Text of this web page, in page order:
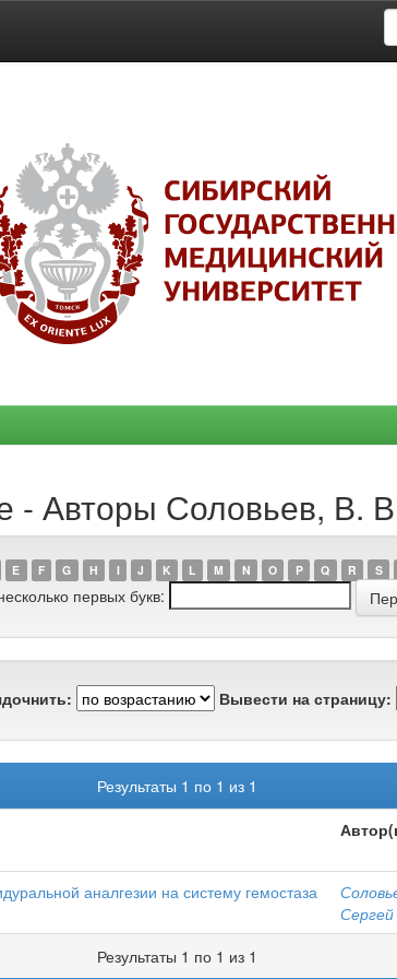
- Авторы Соловьев, В.
E F G H I J K L M N O P Q R S
первых букв:
Вывести на страницу:
Результаты 1 по 1 из 1
аналгезии на систему гемостаза
Результаты 1 по 1 из 1